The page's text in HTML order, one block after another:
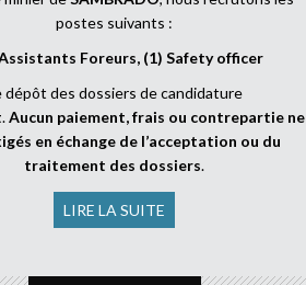
postes suivants :
Foreurs, (1) Safety officer
dépôt des dossiers de candidature
.Aucun paiement, frais ou contrepartie ne
en échange de l’acceptation ou du
traitement des dossiers.
LIRE LA SUITE